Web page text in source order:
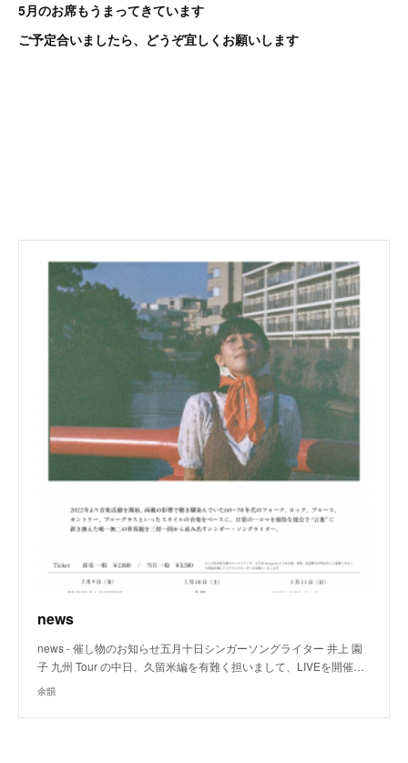
5月のお席もうまってきています
ご予定合いましたら、どうぞ宜しくお願いします
news
news - 催し物のお知らせ五月十日シンガーソングライター 井上 園
子 九州 Tour の中日、久留米編を有難く担いまして、LIVEを開催…
余韻